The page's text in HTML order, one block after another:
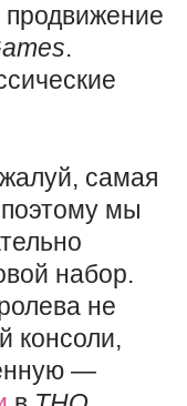
продвижение
.
самая
мы
набор.
не
консоли,
—